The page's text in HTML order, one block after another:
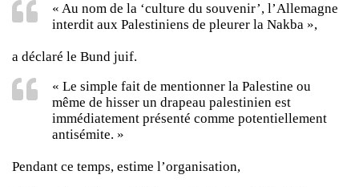
« Au nom de la ‘culture du souvenir’, l’Allemagne
interdit aux Palestiniens de pleurer la Nakba »,
a déclaré le Bund juif.
« Le simple fait de mentionner la Palestine ou
même de hisser un drapeau palestinien est
immédiatement présenté comme potentiellement
antisémite. »
Pendant ce temps, estime l’organisation,